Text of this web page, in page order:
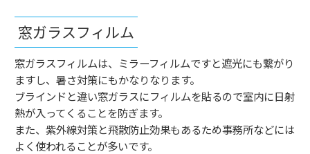
窓ガラスフィルム
窓ガラスフィルムは、ミラーフィルムですと遮光にも繋がり
ますし、暑さ対策にもかなりなります。
ブラインドと違い窓ガラスにフィルムを貼るので室内に日射
熱が入ってくることを防ぎます。
また、紫外線対策と飛散防止効果もあるため事務所などには
よく使われることが多いです。